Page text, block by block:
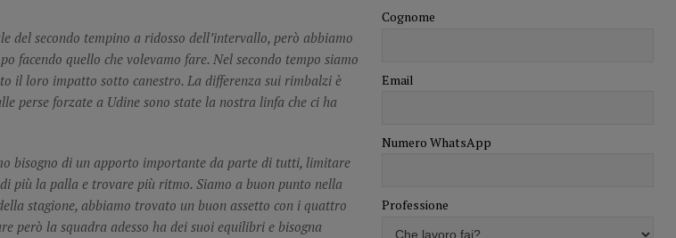
del secondo tempino a ridosso dell’intervallo, però abbiamo
facendo quello che volevamo fare. Nel secondo tempo siamo
il loro impatto sotto canestro. La differenza sui rimbalzi è
perse forzate a Udine sono state la nostra linfa che ci ha
bisogno di un apporto importante da parte di tutti, limitare
più la palla e trovare più ritmo. Siamo a buon punto nella
stagione, abbiamo trovato un buon assetto con i quattro
però la squadra adesso ha dei suoi equilibri e bisogna
Cognome
Email
Numero WhatsApp
Professione